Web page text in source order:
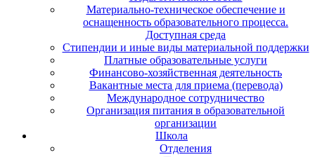
Материально-техническое обеспечение и
оснащенность образовательного процесса.
Доступная среда
Стипендии и иные виды материальной поддержки
Платные образовательные услуги
Финансово-хозяйственная деятельность
Вакантные места для приема (перевода)
Международное сотрудничество
Организация питания в образовательной
организации
Школа
Отделения